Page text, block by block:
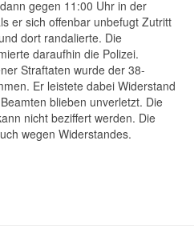
gegen 11:00 Uhr in der
er sich offenbar unbefugt Zutritt
dort randalierte. Die
daraufhin die Polizei.
Straftaten wurde der 38-
Er leistete dabei Widerstand
blieben unverletzt. Die
nicht beziffert werden. Die
wegen Widerstandes.